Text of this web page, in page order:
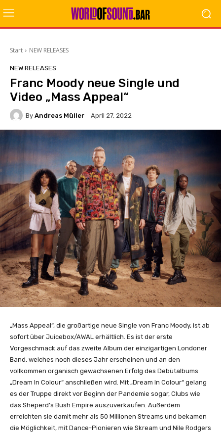
Start NEW RELEASES
NEW RELEASES
Franc Moody neue Single und
Video „Mass Appeal“
By Andreas Müller April 27, 2022
„Mass Appeal“, die großartige neue Single von Franc Moody, ist ab
sofort über Juicebox/AWAL erhältlich. Es ist der erste
Vorgeschmack auf das zweite Album der einzigartigen Londoner
Band, welches noch dieses Jahr erscheinen und an den
vollkommen organisch gewachsenen Erfolg des Debütalbums
„Dream In Colour“ anschließen wird. Mit „Dream In Colour“ gelang
es der Truppe direkt vor Beginn der Pandemie sogar, Clubs wie
das Sheperd’s Bush Empire auszuverkaufen. Außerdem
erreichten sie damit mehr als 50 Millionen Streams und bekamen
die Möglichkeit, mit Dance-Pionieren wie Skream und Nile Rodgers